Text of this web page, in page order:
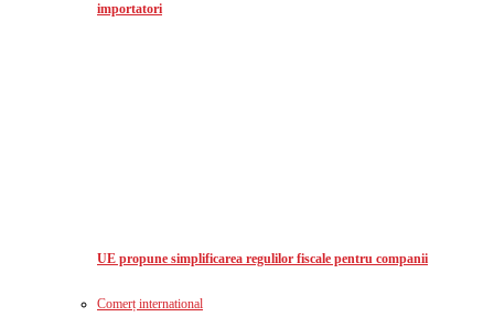
importatori
UE propune simplificarea regulilor fiscale pentru companii
Comerț international